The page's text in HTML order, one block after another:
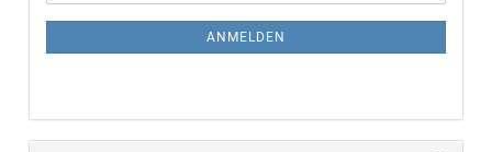
ANMELDEN